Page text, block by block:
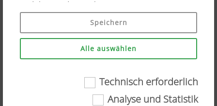
Produkte werden Cookies nur eingesetzt, wenn Sie
Ihre Einwilligung erteilen ("Allem zustimmen"). Sie
können ebenso individuelle Einstellungen mittels
der angeführten Checkboxen treffen.
Technisch erforderlich
Speichern
Alle auswählen
Technisch erforderlich
Analyse und Statistik
Unsere aktuellen